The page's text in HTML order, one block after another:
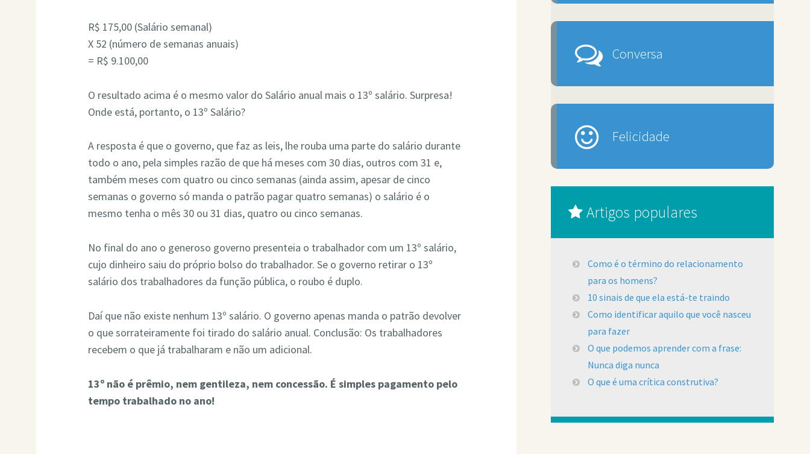
R$ 175,00 (Salário semanal)
X 52 (número de semanas anuais)
= R$ 9.100,00
O resultado acima é o mesmo valor do Salário anual mais o 13º salário. Surpresa!
Onde está, portanto, o 13º Salário?
A resposta é que o governo, que faz as leis, lhe rouba uma parte do salário durante
todo o ano, pela simples razão de que há meses com 30 dias, outros com 31 e,
também meses com quatro ou cinco semanas (ainda assim, apesar de cinco
semanas o governo só manda o patrão pagar quatro semanas) o salário é o
mesmo tenha o mês 30 ou 31 dias, quatro ou cinco semanas.
No final do ano o generoso governo presenteia o trabalhador com um 13º salário,
cujo dinheiro saiu do próprio bolso do trabalhador. Se o governo retirar o 13º
salário dos trabalhadores da função pública, o roubo é duplo.
Daí que não existe nenhum 13º salário. O governo apenas manda o patrão devolver
o que sorrateiramente foi tirado do salário anual. Conclusão: Os trabalhadores
recebem o que já trabalharam e não um adicional.
13º não é prêmio, nem gentileza, nem concessão. É simples pagamento pelo
tempo trabalhado no ano!
Conversa
Felicidade
Artigos populares
Como é o término do relacionamento
para os homens?
10 sinais de que ela está-te traindo
Como identificar aquilo que você nasceu
para fazer
O que podemos aprender com a frase:
Nunca diga nunca
O que é uma crítica construtiva?